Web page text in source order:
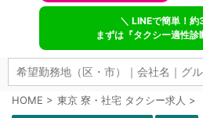
＼ LINEで簡単！約
まずは『タクシー適性
HOME > 東京 寮・社宅 タクシー求人 >